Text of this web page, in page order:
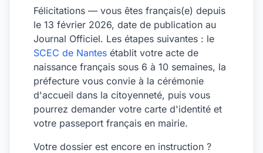
Félicitations — vous êtes français(e) depuis
le 13 février 2026, date de publication au
Journal Officiel. Les étapes suivantes : le
SCEC de Nantes établit votre acte de
naissance français sous 6 à 10 semaines, la
préfecture vous convie à la cérémonie
d'accueil dans la citoyenneté, puis vous
pourrez demander votre carte d'identité et
votre passeport français en mairie.
Votre dossier est encore en instruction ?